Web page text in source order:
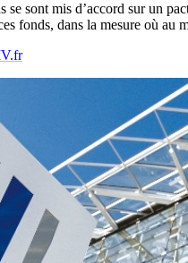
se sont mis d’accord sur un
fonds, dans la mesure où